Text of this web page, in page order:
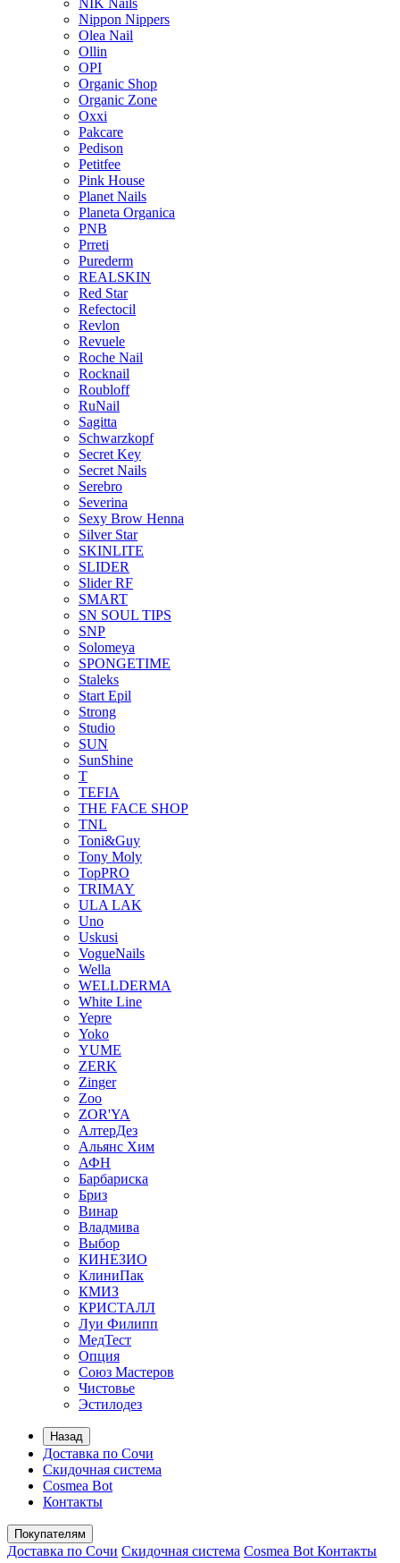
NIK Nails
Nippon Nippers
Olea Nail
Ollin
OPI
Organic Shop
Organic Zone
Oxxi
Pakcare
Pedison
Petitfee
Pink House
Planet Nails
Planeta Organica
PNB
Prreti
Purederm
REALSKIN
Red Star
Refectocil
Revlon
Revuele
Roche Nail
Rocknail
Roubloff
RuNail
Sagitta
Schwarzkopf
Secret Key
Secret Nails
Serebro
Severina
Sexy Brow Henna
Silver Star
SKINLITE
SLIDER
Slider RF
SMART
SN SOUL TIPS
SNP
Solomeya
SPONGETIME
Staleks
Start Epil
Strong
Studio
SUN
SunShine
T
TEFIA
THE FACE SHOP
TNL
Toni&Guy
Tony Moly
TopPRO
TRIMAY
ULA LAK
Uno
Uskusi
VogueNails
Wella
WELLDERMA
White Line
Yepre
Yoko
YUME
ZERK
Zinger
Zoo
ZOR'YA
АлтерДез
Альянс Хим
АФН
Барбариска
Бриз
Винар
Владмива
Выбор
КИНЕЗИО
КлиниПак
КМИЗ
КРИСТАЛЛ
Луи Филипп
МедТест
Опция
Союз Мастеров
Чистовье
Эстилодез
Назад
Доставка по Сочи
Скидочная система
Cosmea Bot
Контакты
Покупателям
Доставка по Сочи Скидочная система Cosmea Bot Контакты